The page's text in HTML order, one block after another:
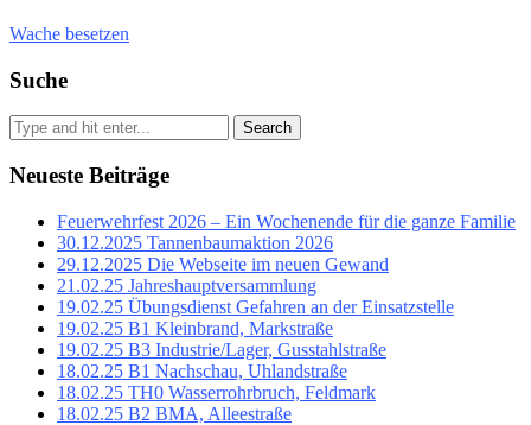
Wache besetzen
Suche
Search
Neueste Beiträge
Feuerwehrfest 2026 – Ein Wochenende für die ganze Familie
30.12.2025 Tannenbaumaktion 2026
29.12.2025 Die Webseite im neuen Gewand
21.02.25 Jahreshauptversammlung
19.02.25 Übungsdienst Gefahren an der Einsatzstelle
19.02.25 B1 Kleinbrand, Markstraße
19.02.25 B3 Industrie/Lager, Gusstahlstraße
18.02.25 B1 Nachschau, Uhlandstraße
18.02.25 TH0 Wasserrohrbruch, Feldmark
18.02.25 B2 BMA, Alleestraße